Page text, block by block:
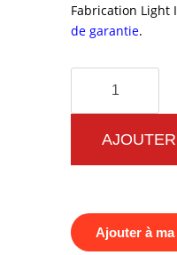
Fabrication Light
de garantie.
quantité
de
Parkour
Park
Jungle
1M-Ajouter à